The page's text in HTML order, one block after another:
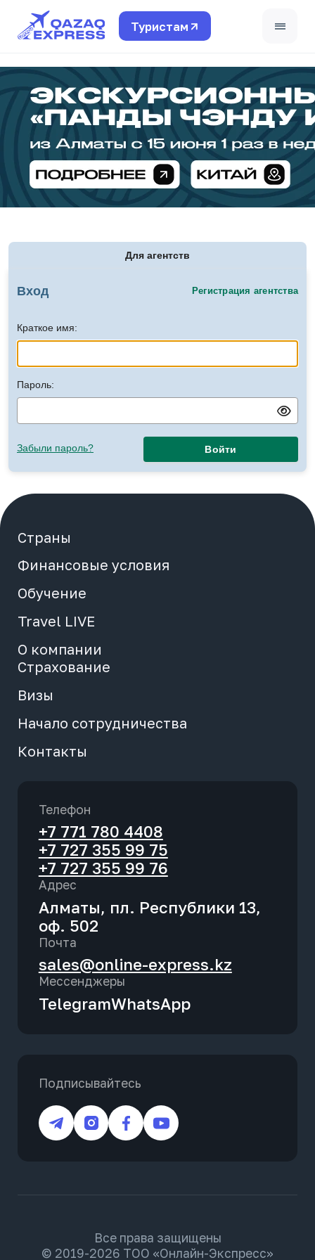
Туристам
Поддержка турагентов
+7 771 780 4408
Для частных лиц
+7 (495) 662-99-40
Страны
Travel LIVE
Начало сотрудничества
Медиа
О компании
Вход
Просмотр заявок
Неоплаченные заявки
Редактирование партнера
Печать договора
Для агентств
Вход Регистрация агентства
Краткое имя:
Пароль:
Забыли пароль? Войти
Страны
Финансовые условия
Обучение
Travel LIVE
О компании
Страхование
Визы
Начало сотрудничества
Контакты
Телефон
+7 771 780 4408
+7 727 355 99 75
+7 727 355 99 76
Адрес
Алматы, пл. Республики 13,
оф. 502
Почта
sales@online-express.kz
Мессенджеры
TelegramWhatsApp
Подписывайтесь
Все права защищены
© 2019-2026 ТОО «Онлайн-Экспресс»